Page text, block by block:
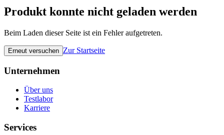
Produkt konnte nicht geladen werden
Beim Laden dieser Seite ist ein Fehler aufgetreten.
Erneut versuchen Zur Startseite
Unternehmen
Über uns
Testlabor
Karriere
Services